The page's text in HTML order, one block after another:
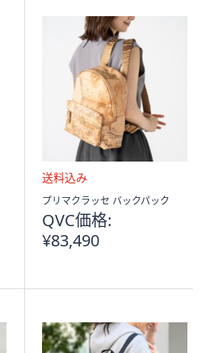
送
込
み
プリマクラッセ バックパック
QVC価格:
¥83,490